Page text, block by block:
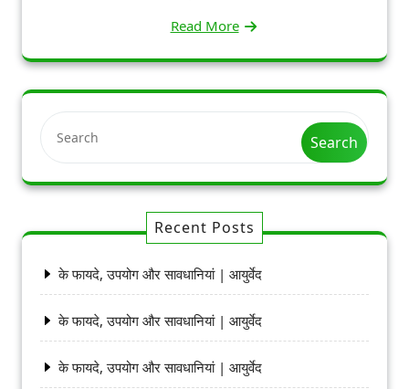
Read More
Search
Recent Posts
के फायदे, उपयोग और सावधानियां | आयुर्वेद
के फायदे, उपयोग और सावधानियां | आयुर्वेद
के फायदे, उपयोग और सावधानियां | आयुर्वेद